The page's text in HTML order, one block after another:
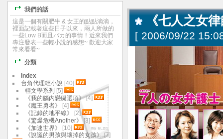
《七人之女
[ 2006/09/22
我們的話
這是一個有關肥牛 & 女王的點點滴滴，
裡面記載著這些日子以來，兩人所做的
一些Low B而且バカ的事情！近來我們
專注發表一些輕小說的感想~ 歡迎大家
常來看看~
分類
Index
台角代理輕小說 [40]
輕文學系列 [5]
《我的腦內戀礙選項》[4]
《魔王勇者》
[4]
《記錄的地平線》
[2]
《驚爆危機Another》[3]
《加速世界》
[10]
《說謊的男孩與壞掉的女孩》[7]